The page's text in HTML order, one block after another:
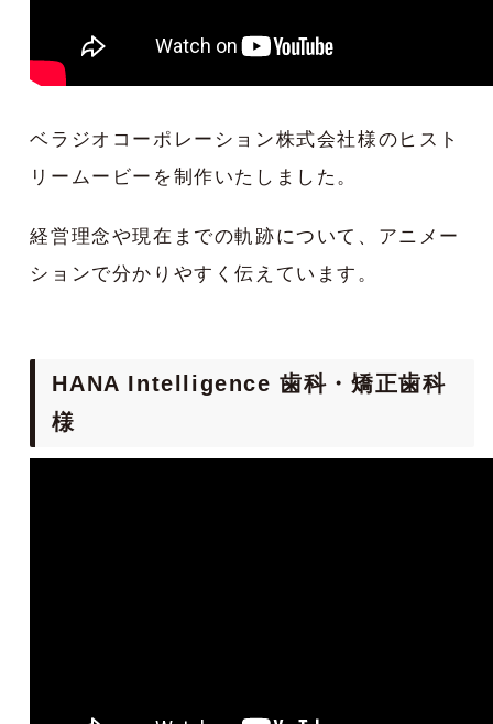
ベラジオコーポレーション株式会社様のヒスト
リームービーを制作いたしました。
経営理念や現在までの軌跡について、アニメー
ションで分かりやすく伝えています。
HANA Intelligence 歯科・矯正歯科
様